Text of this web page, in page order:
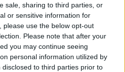
sale, sharing to third parties, or
or sensitive information for
please use the below opt-out
Please note that after your
you may continue seeing
personal information utilized by
to third parties prior to
01:15
presidentkandidat (2024-07-15)
08-0415:56
08-0405:04